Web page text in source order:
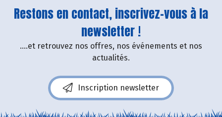
Restons en contact, inscrivez-vous à la
newsletter !
....et retrouvez nos offres, nos événements et nos
actualités.
Inscription newsletter